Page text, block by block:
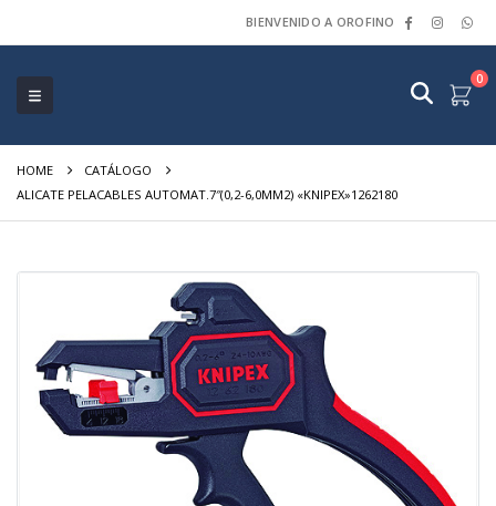
BIENVENIDO A OROFINO
0
HOME
CATÁLOGO
ALICATE PELACABLES AUTOMAT.7″(0,2-6,0MM2) «KNIPEX»1262180